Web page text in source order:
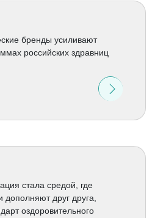
бренды усиливают
российских здравниц
стала средой, где
дополняют друг друга,
оздоровительного